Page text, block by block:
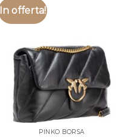
In offerta!
PINKO BORSA